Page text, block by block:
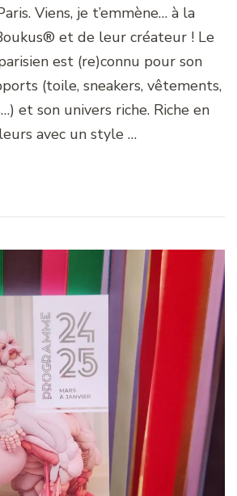
Viens, je t’emmène… à la
et de leur créateur ! Le
est (re)connu pour son
(toile, sneakers, vêtements,
et son univers riche. Riche en
avec un style …